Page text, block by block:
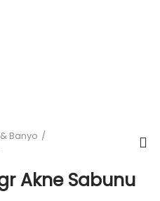
Banyo
Akne Sabunu